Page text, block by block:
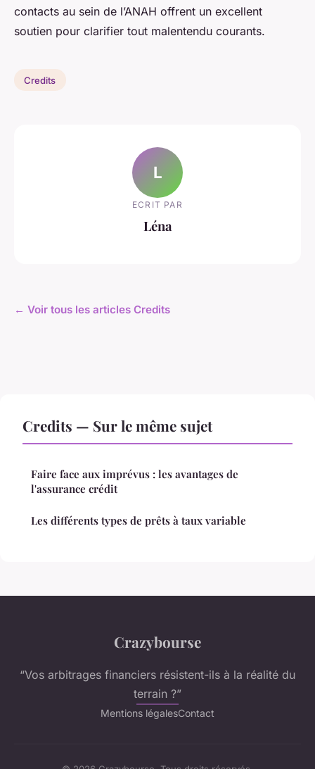
contacts au sein de l’ANAH offrent un excellent
soutien pour clarifier tout malentendu courants.
Credits
L
ECRIT PAR
Léna
← Voir tous les articles Credits
Credits — Sur le même sujet
Faire face aux imprévus : les avantages de
l'assurance crédit
Les différents types de prêts à taux variable
Crazybourse
“Vos arbitrages financiers résistent-ils à la réalité du
terrain ?”
Mentions légalesContact